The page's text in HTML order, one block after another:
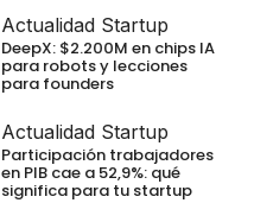
Actualidad Startup
DeepX: $2.200M en chips IA
para robots y lecciones
para founders
Actualidad Startup
Participación trabajadores
en PIB cae a 52,9%: qué
significa para tu startup